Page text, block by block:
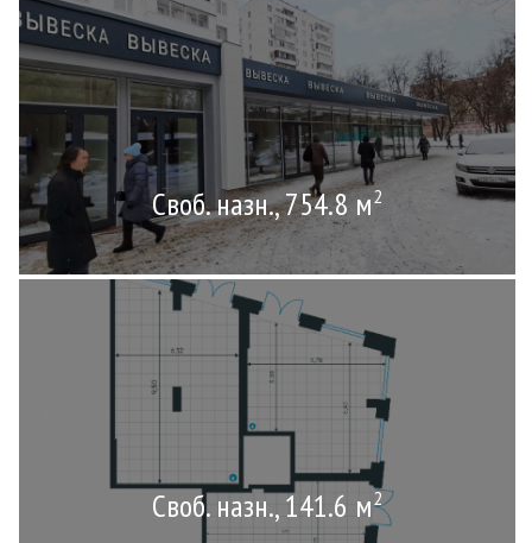
Своб. назн., 754.8 м2
Своб. назн., 141.6 м2